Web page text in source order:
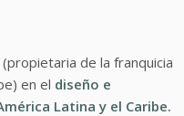
(propietaria de la franquicia
en el diseño e
Latina y el Caribe.